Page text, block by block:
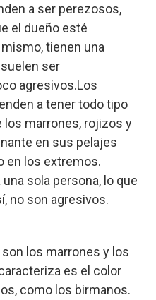
a ser perezosos,
el dueño esté
tienen una
ser
agresivos.Los
a tener todo tipo
los marrones, rojizos y
en sus pelajes
en los extremos.
sola persona, lo que
no son agresivos.
los marrones y los
es el color
como los birmanos.